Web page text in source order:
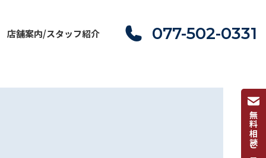
店舗案内/スタッフ紹介 077-502-0331
無料相談ご予約